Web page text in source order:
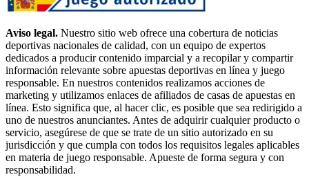
Aviso legal. Nuestro sitio web ofrece una cobertura de noticias
deportivas nacionales de calidad, con un equipo de expertos
dedicados a producir contenido imparcial y a recopilar y compartir
información relevante sobre apuestas deportivas en línea y juego
responsable. En nuestros contenidos realizamos acciones de
marketing y utilizamos enlaces de afiliados de casas de apuestas en
línea. Esto significa que, al hacer clic, es posible que sea redirigido a
uno de nuestros anunciantes. Antes de adquirir cualquier producto o
servicio, asegúrese de que se trate de un sitio autorizado en su
jurisdicción y que cumpla con todos los requisitos legales aplicables
en materia de juego responsable. Apueste de forma segura y con
responsabilidad.